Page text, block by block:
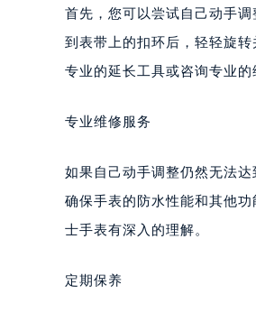
首先，您可以尝试自己动手
到表带上的扣环后，轻轻旋
专业的延长工具或咨询专业的
专业维修服务
如果自己动手调整仍然无法
确保手表的防水性能和其他
士手表有深入的理解。
定期保养